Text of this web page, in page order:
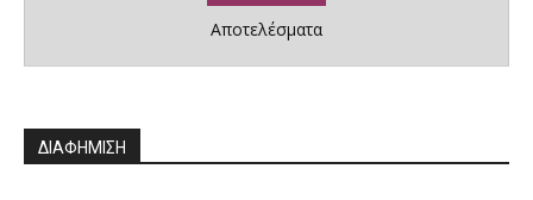
Αποτελέσματα
ΔΙΑΦΗΜΙΣΗ